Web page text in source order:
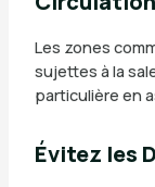
Les zones
sujettes à la
particulière en
Évitez les